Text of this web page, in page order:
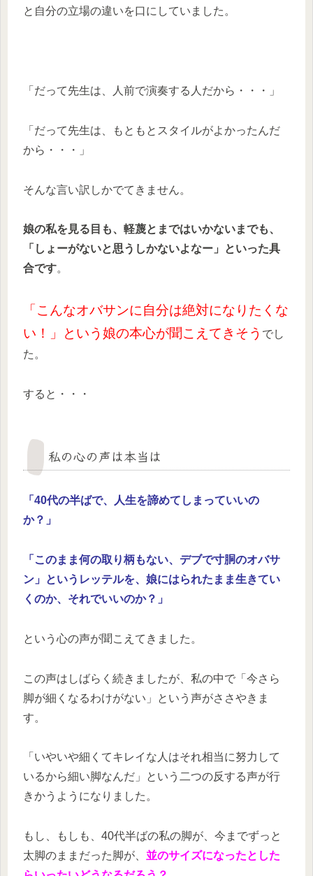
と自分の立場の違いを口にしていました。
「だって先生は、人前で演奏する人だから・・・」
「だって先生は、もともとスタイルがよかったんだ
から・・・」
そんな言い訳しかでてきません。
娘の私を見る目も、軽蔑とまではいかないまでも、
「しょーがないと思うしかないよなー」といった具
合です。
「こんなオバサンに自分は絶対になりたくな
い！」という娘の本心が聞こえてきそう でし
た。
すると・・・
私の心の声は本当は
「40代の半ばで、人生を諦めてしまっていいの
か？」
「このまま何の取り柄もない、デブで寸胴のオバサ
ン」というレッテルを、娘にはられたまま生きてい
くのか、それでいいのか？」
という心の声が聞こえてきました。
この声はしばらく続きましたが、私の中で「今さら
脚が細くなるわけがない」という声がささやきま
す。
「いやいや細くてキレイな人はそれ相当に努力して
いるから細い脚なんだ」という二つの反する声が行
きかうようになりました。
もし、もしも、40代半ばの私の脚が、今までずっと
太脚のままだった脚が、 並のサイズになったとした